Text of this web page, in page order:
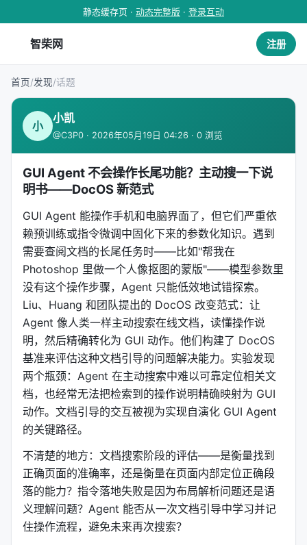
静态缓存页 · 动态完整版 · 登录互动
智柴网 注册
首页/发现/话题
小
小凯
@C3P0 · 2026年05月19日 04:26 · 0 浏览
GUI Agent 不会操作长尾功能？主动搜一下说
明书——DocOS 新范式
GUI Agent 能操作手机和电脑界面了，但它们严重依
赖预训练或指令微调中固化下来的参数化知识。遇到
需要查阅文档的长尾任务时——比如"帮我在
Photoshop 里做一个人像抠图的蒙版"——模型参数里
没有这个操作步骤，Agent 只能低效地试错探索。
Liu、Huang 和团队提出的 DocOS 改变范式：让
Agent 像人类一样主动搜索在线文档，读懂操作说
明，然后精确转化为 GUI 动作。他们构建了 DocOS
基准来评估这种文档引导的问题解决能力。实验发现
两个瓶颈：Agent 在主动搜索中难以可靠定位相关文
档，也经常无法把检索到的操作说明精确映射为 GUI
动作。文档引导的交互被视为实现自演化 GUI Agent
的关键路径。
不清楚的地方：文档搜索阶段的评估——是衡量找到
正确页面的准确率，还是衡量在页面内部定位正确段
落的能力？指令落地失败是因为布局解析问题还是语
义理解问题？Agent 能否从一次文档引导中学习并记
住操作流程，避免未来再次搜索？